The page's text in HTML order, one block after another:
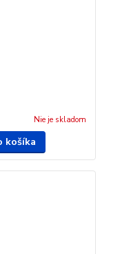
Nie je skladom
košíka